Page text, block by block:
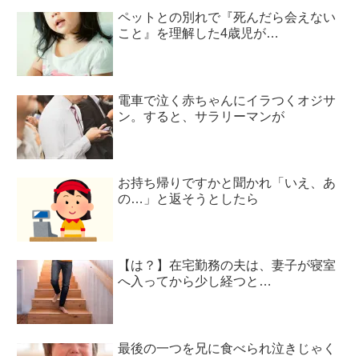
ペットとの別れで『死んだら会えない
こと』を理解した4歳児が…
電車で泣く赤ちゃんにイラつくオジサ
ン。すると、サラリーマンが
お持ち帰りですかと聞かれ「いえ、あ
の…」と返そうとしたら
【は？】在宅勤務の夫は、妻子が寝室
へ入ってから少し経つと…
最後の一つを兄に食べられ泣きじゃく